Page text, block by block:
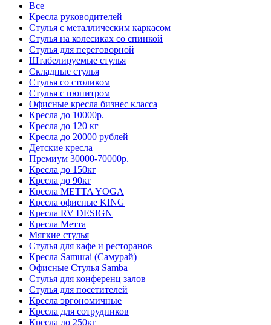
Все
Кресла руководителей
Стулья с металлическим каркасом
Стулья на колесиках со спинкой
Стулья для переговорной
Штабелируемые стулья
Складные стулья
Стулья со столиком
Стулья с пюпитром
Офисные кресла бизнес класса
Кресла до 10000р.
Кресла до 120 кг
Кресла до 20000 рублей
Детские кресла
Премиум 30000-70000р.
Кресла до 150кг
Кресла до 90кг
Кресла METTA YOGA
Кресла офисные KING
Кресла RV DESIGN
Кресла Метта
Мягкие стулья
Стулья для кафе и ресторанов
Кресла Samurai (Самурай)
Офисные Стулья Samba
Стулья для конференц залов
Стулья для посетителей
Кресла эргономичные
Кресла для сотрудников
Кресла до 250кг